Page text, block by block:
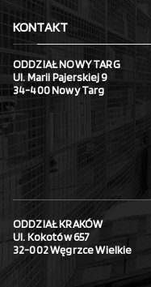
KONTAKT
ODDZIAŁ NOWY TARG
Ul. Marii Pajerskiej 9
34-400 Nowy Targ
ODDZIAŁ KRAKÓW
Ul. Kokotów 657
32-002 Węgrzce Wielkie